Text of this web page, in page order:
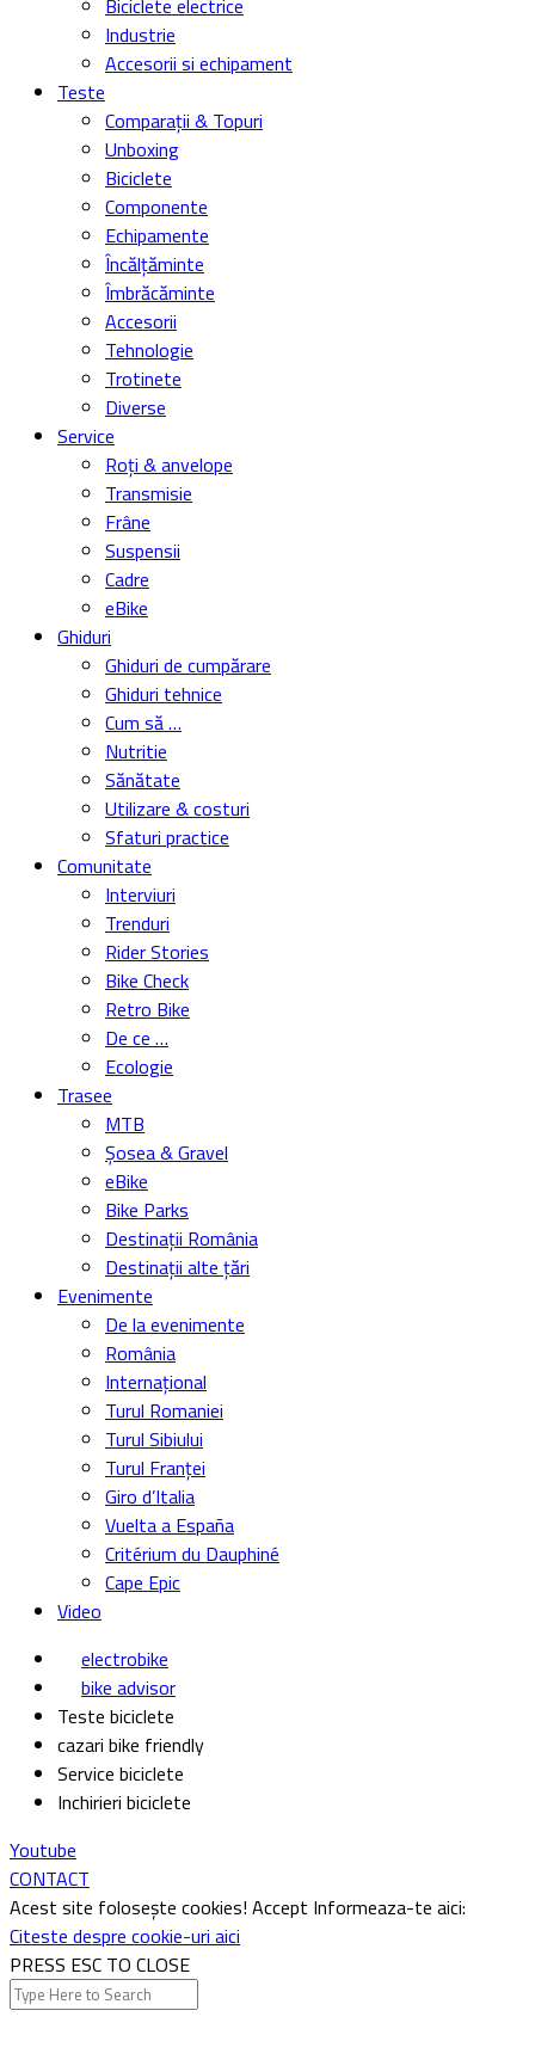
Biciclete electrice
Industrie
Accesorii si echipament
Teste
Comparații & Topuri
Unboxing
Biciclete
Componente
Echipamente
Încălțăminte
Îmbrăcăminte
Accesorii
Tehnologie
Trotinete
Diverse
Service
Roți & anvelope
Transmisie
Frâne
Suspensii
Cadre
eBike
Ghiduri
Ghiduri de cumpărare
Ghiduri tehnice
Cum să …
Nutritie
Sănătate
Utilizare & costuri
Sfaturi practice
Comunitate
Interviuri
Trenduri
Rider Stories
Bike Check
Retro Bike
De ce …
Ecologie
Trasee
MTB
Șosea & Gravel
eBike
Bike Parks
Destinații România
Destinații alte țări
Evenimente
De la evenimente
România
Internațional
Turul Romaniei
Turul Sibiului
Turul Franței
Giro d’Italia
Vuelta a España
Critérium du Dauphiné
Cape Epic
Video
electrobike
bike advisor
Teste biciclete
cazari bike friendly
Service biciclete
Inchirieri biciclete
Youtube
CONTACT
Acest site folosește cookies! Accept Informeaza-te aici:
Citeste despre cookie-uri aici
PRESS ESC TO CLOSE